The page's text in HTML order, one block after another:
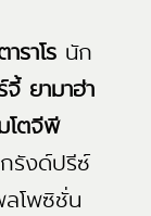
ราโรนัก
ยามาฮ่า
โตจีพี
รังด์ปรีซ์
โพซิชั่น